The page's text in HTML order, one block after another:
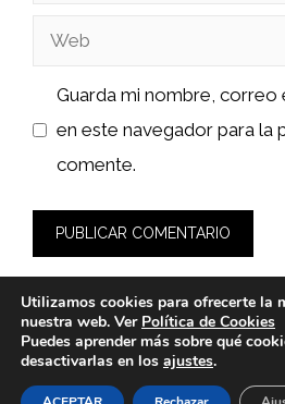
Web
Guarda mi nombre,
en este navegador para la
comente.
© 2026 sushiyakuza.es -Política de
Utilizamos cookies para ofrecerte la
nuestra web. Ver Política de Cookies
Puedes aprender más sobre qué
desactivarlas en los ajustes.